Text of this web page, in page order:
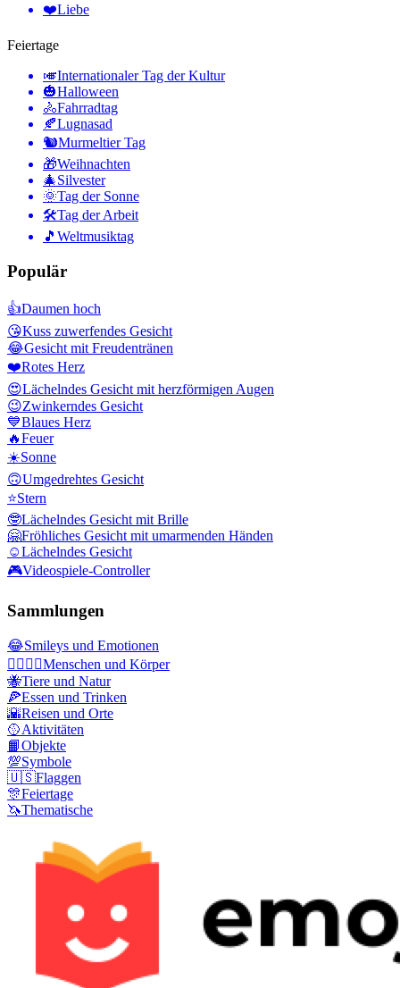
❤️Liebe
Feiertage
🎺Internationaler Tag der Kultur
🎃Halloween
🚴Fahrradtag
🍂Lugnasad
🐿Murmeltier Tag
🎁Weihnachten
🎄Silvester
🌞Tag der Sonne
🛠Tag der Arbeit
🎵 Weltmusiktag
Populär
👍Daumen hoch
😘Kuss zuwerfendes Gesicht
😂Gesicht mit Freudentränen
❤️Rotes Herz
😍Lächelndes Gesicht mit herzförmigen Augen
😉Zwinkerndes Gesicht
💙Blaues Herz
🔥Feuer
☀️Sonne
🙃Umgedrehtes Gesicht
⭐Stern
🤓Lächelndes Gesicht mit Brille
🤗Fröhliches Gesicht mit umarmenden Händen
☺️Lächelndes Gesicht
🎮Videospiele-Controller
Sammlungen
😂Smileys und Emotionen
👩‍❤️‍💋‍👨Menschen und Körper
🐝Tiere und Natur
🍕Essen und Trinken
🌇Reisen und Orte
🥎Aktivitäten
📙Objekte
💯Symbole
🇺🇸Flaggen
🎊Feiertage
🦄Thematische